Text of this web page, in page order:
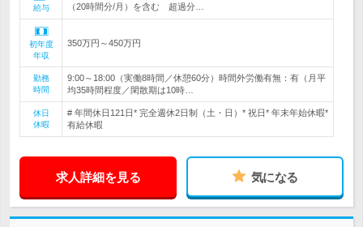
給与
（20時間分/月）を含む 超過分…
初年度
年収
350万円～450万円
勤務
時間
9:00～18:00（実働8時間／休憩60分）時間外労働有無：有（月平
均35時間程度／閑散期は10時…
休日
休暇
# 年間休日121日* 完全週休2日制（土・日）* 祝日* 年末年始休暇*
有給休暇
求人詳細を見る 気になる